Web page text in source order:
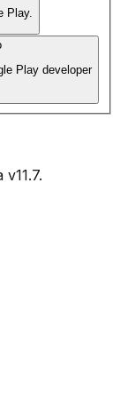
Play.
Play developer
v11.7.